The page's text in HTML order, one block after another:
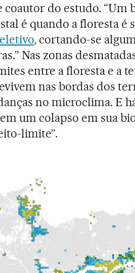
coautor do estudo. “Um
é quando a floresta é
, cortando-se
Nas zonas
entre a floresta e a
nas bordas dos
no microclima. E
um colapso em sua
limite”.